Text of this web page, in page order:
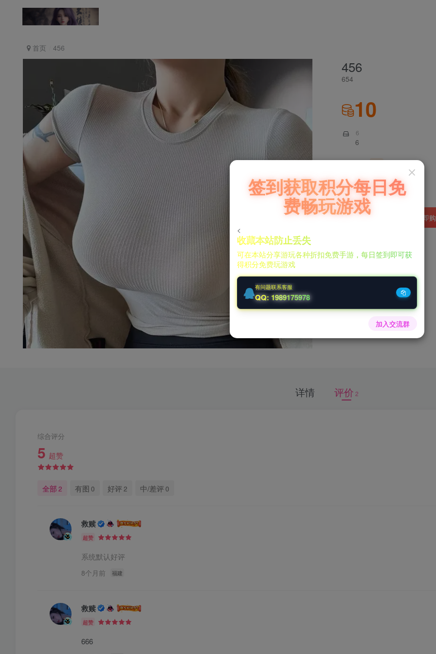
首页 456
456
654
10
6
6
546 卡密
1
加入购物车 立即
详情 评价 2
综合评分
5 超赞
全部 2 有图 0 好评2 中/差评0
救赎
超赞
系统默认好评
8个月前 福建
救赎
超赞
666
签到获取积分每日免
费畅玩游戏
<
收藏本站防止丢失
可在本站分享游玩各种折扣免费手游，每日签到即可获
得积分免费玩游戏
有问题联系客服
QQ: 1989175978
加入交流群